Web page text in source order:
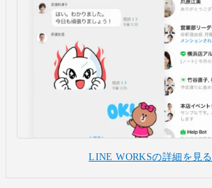
LINE WORKSの詳細を見る